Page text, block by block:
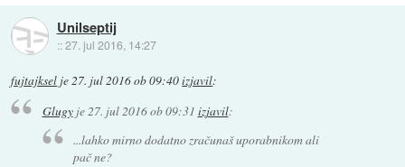
Unilseptij
::27. jul 2016, 14:27
fujtajksel je27. jul 2016 ob 09:40izjavil:
Glugyje 27. jul 2016 ob 09:31 izjavil:
...lahko mirno dodatno zračunaš uporabnikom ali
pač ne?